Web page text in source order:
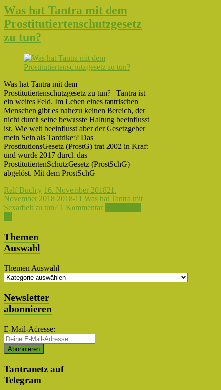
Was hat Tantra mit dem
Prostitutiertenschutzgesetz
zu tun?
Was hat Tantra mit dem
Prostitutiertenschutzgesetz zu tun? Tantra ist
ein weites Feld. Im Leben eines tantrischen
Menschen gibt es nahezu keinen Bereich, der
nicht durch seine bewusste Haltung beeinflusst
ist. Wie weit beeinflusst aber der Gesetzgeber
mein Sein als Tantriker? Das
ProstitutionsGesetz (ProstG) trat 2002 in Kraft
und wurde 2017 durch das
ProstitutiertenSchutzGesetz (ProstSchG)
abgelöst. Mit dem ProstSchG
Ralf Buchty 16. November 201821.
November 2018 2018-11 Was hat Tantra mit
Sexarbeit zu tun? 1 Kommentar
Themen
Auswahl
Themen Auswahl
Newsletter
abonnieren
E-Mail-Adresse:
Tantranetz auf
Telegram